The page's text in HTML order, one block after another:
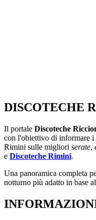
DISCOTECHE
Il portale Discoteche
con l'obiettivo di informare i
Rimini sulle migliori serate,
e Discoteche Rimini.
Una panoramica completa
notturno più adatto in base